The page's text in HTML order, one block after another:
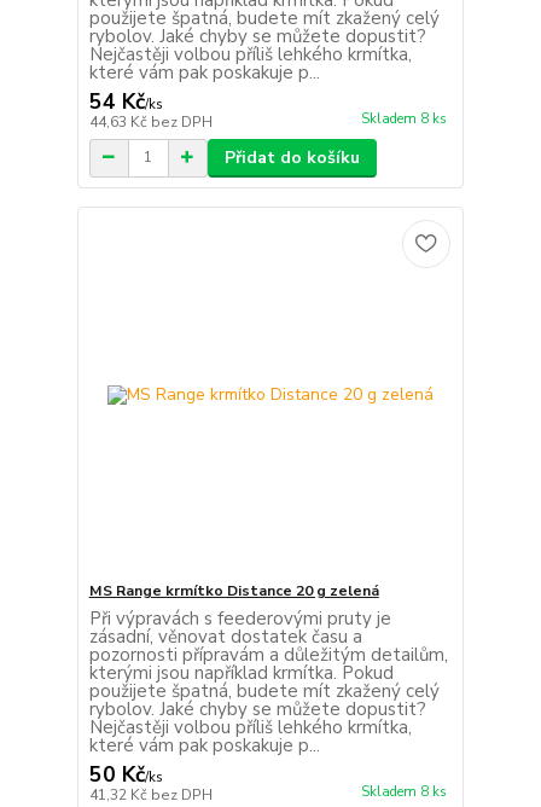
použijete špatná, budete mít zkažený celý
rybolov. Jaké chyby se můžete dopustit?
Nejčastěji volbou příliš lehkého krmítka,
které vám pak poskakuje p...
54 Kč/ks
44,63 Kč bez DPH Skladem 8 ks
Přidat do košíku
MS Range krmítko Distance 20 g zelená
Při výpravách s feederovými pruty je
zásadní, věnovat dostatek času a
pozornosti přípravám a důležitým detailům,
kterými jsou například krmítka. Pokud
použijete špatná, budete mít zkažený celý
rybolov. Jaké chyby se můžete dopustit?
Nejčastěji volbou příliš lehkého krmítka,
které vám pak poskakuje p...
50 Kč/ks
41,32 Kč bez DPH Skladem 8 ks